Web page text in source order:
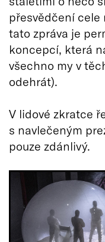
přesvědčení cele
tato zpráva je
koncepcí, která
všechno my v
odehrát).
V lidové zkratce
s navlečeným
pouze zdánlivý.